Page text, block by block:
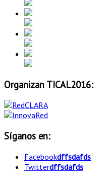
Organizan TICAL2016:
Síganos en:
Facebookdffsdafds
Twitterdffsdafds